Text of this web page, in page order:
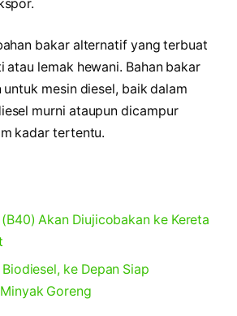
bakar alternatif yang terbuat
atau lemak hewani. Bahan bakar
mesin diesel, baik dalam
murni ataupun dicampur
kadar tertentu.
Akan Diujicobakan ke Kereta
ke Depan Siap
Goreng